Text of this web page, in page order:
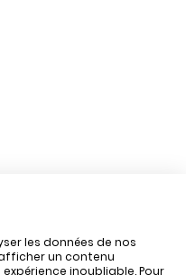
les données de nos
un contenu
inoubliable. Pour